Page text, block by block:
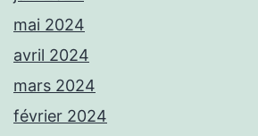
mai 2024
avril 2024
mars 2024
février 2024